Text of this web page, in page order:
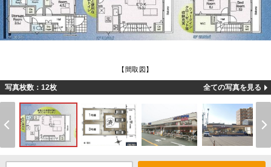
【間取図】
写真枚数：12枚 全ての写真を見る